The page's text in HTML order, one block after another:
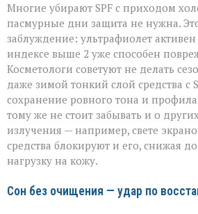
Многие убирают SPF с приходом
пасмурные дни защита не нужна.
заблуждение: ультрафиолет
индексе выше 2 уже способен
Косметологи советуют не делать
даже зимой тонкий слой средства с
сохранение ровного тона и
тому же не стоит забывать и о
излучения — например, свете
средства блокируют и его, снижая
нагрузку на кожу.
Сон без очищения — удар по